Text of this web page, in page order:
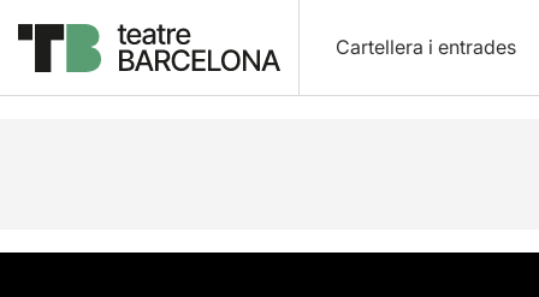
Cartellera i entrades
Descripció Fitxa artística Fotos i vídeos